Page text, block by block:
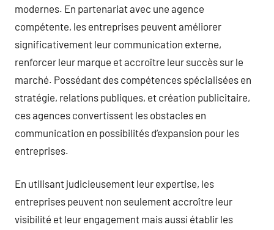
modernes. En partenariat avec une agence
compétente, les entreprises peuvent améliorer
significativement leur communication externe,
renforcer leur marque et accroître leur succès sur le
marché. Possédant des compétences spécialisées en
stratégie, relations publiques, et création publicitaire,
ces agences convertissent les obstacles en
communication en possibilités d’expansion pour les
entreprises.
En utilisant judicieusement leur expertise, les
entreprises peuvent non seulement accroître leur
visibilité et leur engagement mais aussi établir les